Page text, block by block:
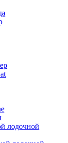
лодочной